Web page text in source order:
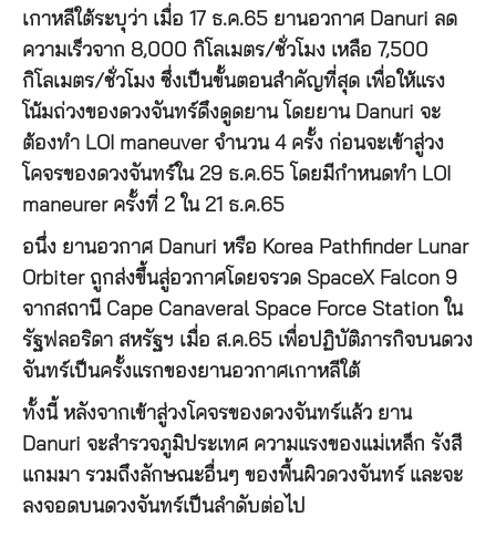
เกาหลีใต้ระบุว่า เมื่อ 17 ธ.ค.65 ยานอวกาศ Danuri ลด
ความเร็วจาก 8,000 กิโลเมตร/ชั่วโมง เหลือ 7,500
กิโลเมตร/ชั่วโมง ซึ่งเป็นขั้นตอนสำคัญที่สุด เพื่อให้แรง
โน้มถ่วงของดวงจันทร์ดึงดูดยาน โดยยาน Danuri จะ
ต้องทำ LOI maneuver จำนวน 4 ครั้ง ก่อนจะเข้าสู่วง
โคจรของดวงจันทร์ใน 29 ธ.ค.65 โดยมีกำหนดทำ LOI
maneurer ครั้งที่ 2 ใน 21 ธ.ค.65
อนึ่ง ยานอวกาศ Danuri หรือ Korea Pathfinder Lunar
Orbiter ถูกส่งขึ้นสู่อวกาศโดยจรวด SpaceX Falcon 9
จากสถานี Cape Canaveral Space Force Station ใน
รัฐฟลอริดา สหรัฐฯ เมื่อ ส.ค.65 เพื่อปฏิบัติภารกิจบนดวง
จันทร์เป็นครั้งแรกของยานอวกาศเกาหลีใต้
ทั้งนี้ หลังจากเข้าสู่วงโคจรของดวงจันทร์แล้ว ยาน
Danuri จะสำรวจภูมิประเทศ ความแรงของแม่เหล็ก รังสี
แกมมา รวมถึงลักษณะอื่นๆ ของพื้นผิวดวงจันทร์ และจะ
ลงจอดบนดวงจันทร์เป็นลำดับต่อไป